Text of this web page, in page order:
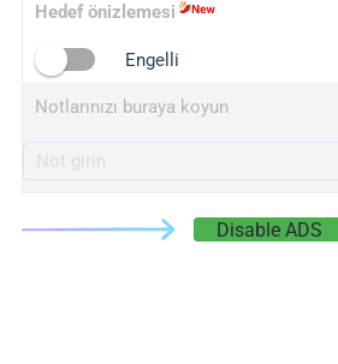
Hedef önizlemesi
Engelli
Notlarınızı buraya koyun
Disable ADS